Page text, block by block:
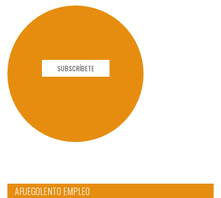
SUBSCRÍBETE
AFUEGOLENTO EMPLEO